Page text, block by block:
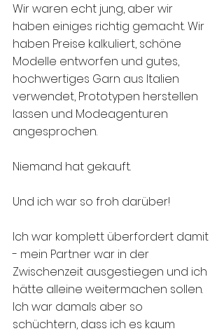
Wir waren echt jung, aber wir
haben einiges richtig gemacht. Wir
haben Preise kalkuliert, schöne
Modelle entworfen und gutes,
hochwertiges Garn aus Italien
verwendet, Prototypen herstellen
lassen und Modeagenturen
angesprochen.
Niemand hat gekauft.
Und ich war so froh darüber!
Ich war komplett überfordert damit
- mein Partner war in der
Zwischenzeit ausgestiegen und ich
hätte alleine weitermachen sollen.
Ich war damals aber so
schüchtern, dass ich es kaum